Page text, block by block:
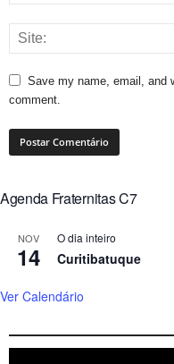
Save my name, email, and
comment.
Agenda Fraternitas C7
NOV
14
O dia inteiro
Curitibatuque
Ver Calendário